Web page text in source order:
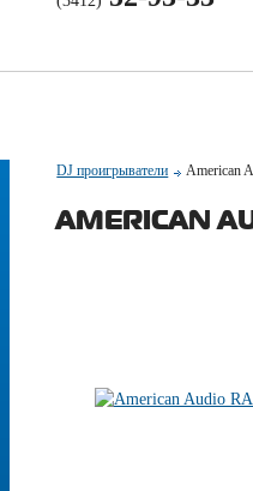
DJ проигрыватели American
AMERICAN